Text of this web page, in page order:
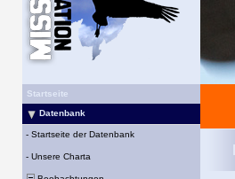
Startseite
Datenbank
- Startseite der Datenbank
- Unsere Charta